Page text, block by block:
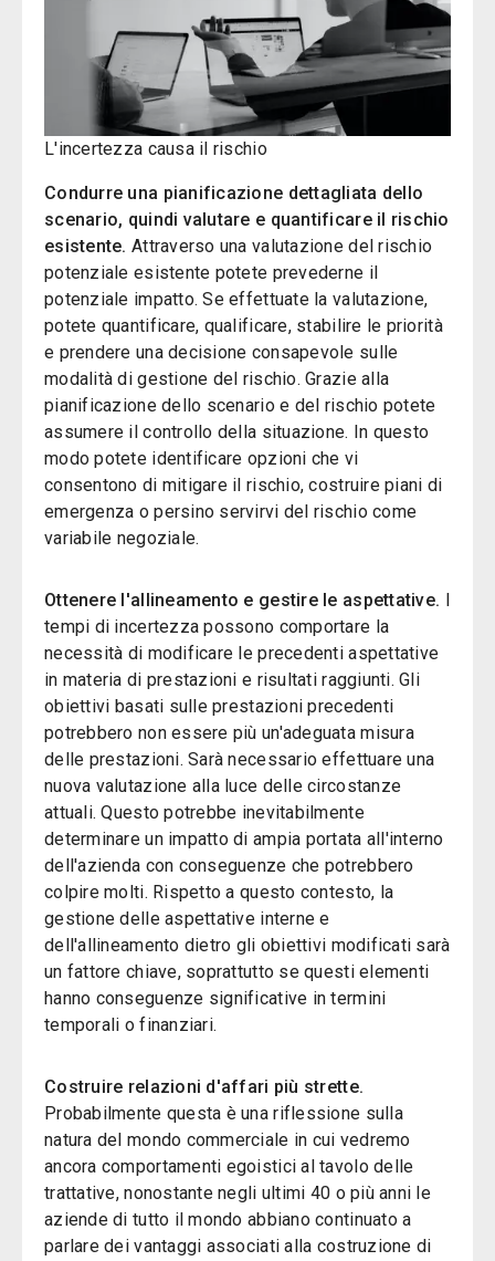
L'incertezza causa il rischio
Condurre una pianificazione dettagliata dello
scenario, quindi valutare e quantificare il rischio
esistente. Attraverso una valutazione del rischio
potenziale esistente potete prevederne il
potenziale impatto. Se effettuate la valutazione,
potete quantificare, qualificare, stabilire le priorità
e prendere una decisione consapevole sulle
modalità di gestione del rischio. Grazie alla
pianificazione dello scenario e del rischio potete
assumere il controllo della situazione. In questo
modo potete identificare opzioni che vi
consentono di mitigare il rischio, costruire piani di
emergenza o persino servirvi del rischio come
variabile negoziale.
Ottenere l'allineamento e gestire le aspettative. I
tempi di incertezza possono comportare la
necessità di modificare le precedenti aspettative
in materia di prestazioni e risultati raggiunti. Gli
obiettivi basati sulle prestazioni precedenti
potrebbero non essere più un'adeguata misura
delle prestazioni. Sarà necessario effettuare una
nuova valutazione alla luce delle circostanze
attuali. Questo potrebbe inevitabilmente
determinare un impatto di ampia portata all'interno
dell'azienda con conseguenze che potrebbero
colpire molti. Rispetto a questo contesto, la
gestione delle aspettative interne e
dell'allineamento dietro gli obiettivi modificati sarà
un fattore chiave, soprattutto se questi elementi
hanno conseguenze significative in termini
temporali o finanziari.
Costruire relazioni d'affari più strette.
Probabilmente questa è una riflessione sulla
natura del mondo commerciale in cui vedremo
ancora comportamenti egoistici al tavolo delle
trattative, nonostante negli ultimi 40 o più anni le
aziende di tutto il mondo abbiano continuato a
parlare dei vantaggi associati alla costruzione di